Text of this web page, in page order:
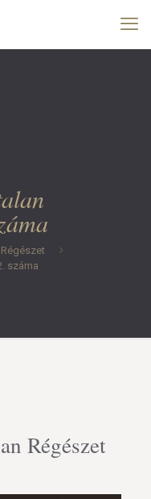
száma
Régészet